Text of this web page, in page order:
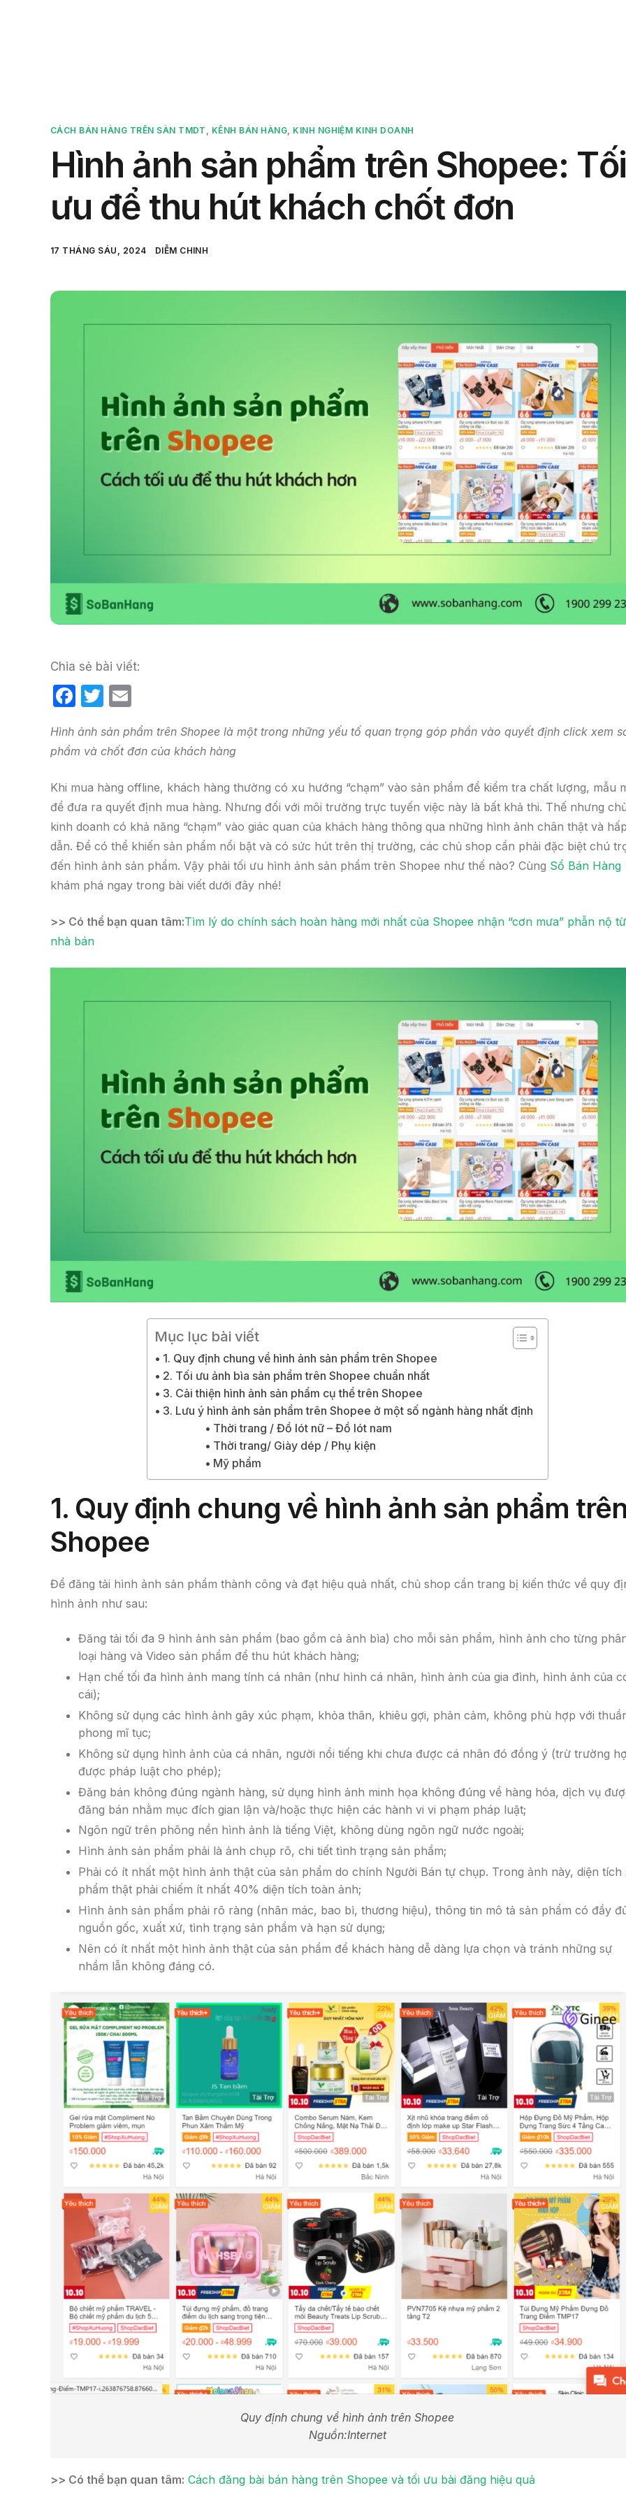
CÁCH BÁN HÀNG TRÊN SÀN TMDT , KÊNH BÁN HÀNG, KINH NGHIỆM KINH DOANH
Hình ảnh sản phẩm trên Shopee:
ưu để thu hút khách chốt đơn
17 THÁNG SÁU, 2024 DIỄM CHINH
Chia sẻ bài viết:
F
c
e
b
o
o
k
T
itt
er
m
ail
Hình ảnh sản phẩm trên Shopee là một trong những yếu tố quan trọng góp phần vào quyết định click xem
phẩm và chốt đơn của khách hàng
Khi mua hàng offline, khách hàng thường có xu hướng “chạm” vào sản phẩm để kiểm tra chất lượng, mẫu
để đưa ra quyết định mua hàng. Nhưng đối với môi trường trực tuyến việc này là bất khả thi. Thế nhưng
kinh doanh có khả năng “chạm” vào giác quan của khách hàng thông qua những hình ảnh chân thật và
dẫn. Để có thể khiến sản phẩm nổi bật và có sức hút trên thị trường, các chủ shop cần phải đặc biệt chú
đến hình ảnh sản phẩm. Vậy phải tối ưu hình ảnh sản phẩm trên Shopee như thế nào? Cùng Sổ Bán Hàng
khám phá ngay trong bài viết dưới đây nhé!
>> Có thể bạn quan tâm:Tìm lý do chính sách hoàn hàng mới nhất của Shopee nhận “cơn mưa” phẫn nộ từ
nhà bán
Mục lục bài viết
1. Quy định chung về hình ảnh sản phẩm trên Shopee
2. Tối ưu ảnh bìa sản phẩm trên Shopee chuẩn nhất
3. Cải thiện hình ảnh sản phẩm cụ thể trên Shopee
3. Lưu ý hình ảnh sản phẩm trên Shopee ở một số ngành hàng nhất định
Thời trang / Đồ lót nữ – Đồ lót nam
Thời trang/ Giày dép / Phụ kiện
Mỹ phẩm
1. Quy định chung về hình ảnh sản phẩm
Shopee
Để đăng tải hình ảnh sản phẩm thành công và đạt hiệu quả nhất, chủ shop cần trang bị kiến thức về quy
hình ảnh như sau:
Đăng tải tối đa 9 hình ảnh sản phẩm (bao gồm cả ảnh bìa) cho mỗi sản phẩm, hình ảnh cho từng
loại hàng và Video sản phẩm để thu hút khách hàng;
Hạn chế tối đa hình ảnh mang tính cá nhân (như hình cá nhân, hình ảnh của gia đình, hình ảnh của
cái);
Không sử dụng các hình ảnh gây xúc phạm, khỏa thân, khiêu gợi, phản cảm, không phù hợp với
phong mĩ tục;
Không sử dụng hình ảnh của cá nhân, người nổi tiếng khi chưa được cá nhân đó đồng ý (trừ trường
được pháp luật cho phép);
Đăng bán không đúng ngành hàng, sử dụng hình ảnh minh họa không đúng về hàng hóa, dịch vụ
đăng bán nhằm mục đích gian lận và/hoặc thực hiện các hành vi vi phạm pháp luật;
Ngôn ngữ trên phông nền hình ảnh là tiếng Việt, không dùng ngôn ngữ nước ngoài;
Hình ảnh sản phẩm phải là ảnh chụp rõ, chi tiết tình trạng sản phẩm;
Phải có ít nhất một hình ảnh thật của sản phẩm do chính Người Bán tự chụp. Trong ảnh này, diện tích
phẩm thật phải chiếm ít nhất 40% diện tích toàn ảnh;
Hình ảnh sản phẩm phải rõ ràng (nhãn mác, bao bì, thương hiệu), thông tin mô tả sản phẩm có đầy
nguồn gốc, xuất xứ, tình trạng sản phẩm và hạn sử dụng;
Nên có ít nhất một hình ảnh thật của sản phẩm để khách hàng dễ dàng lựa chọn và tránh những sự
nhầm lẫn không đáng có.
Quy định chung về hình ảnh trên Shopee
Nguồn:Internet
>> Có thể bạn quan tâm: Cách đăng bài bán hàng trên Shopee và tối ưu bài đăng hiệu quả